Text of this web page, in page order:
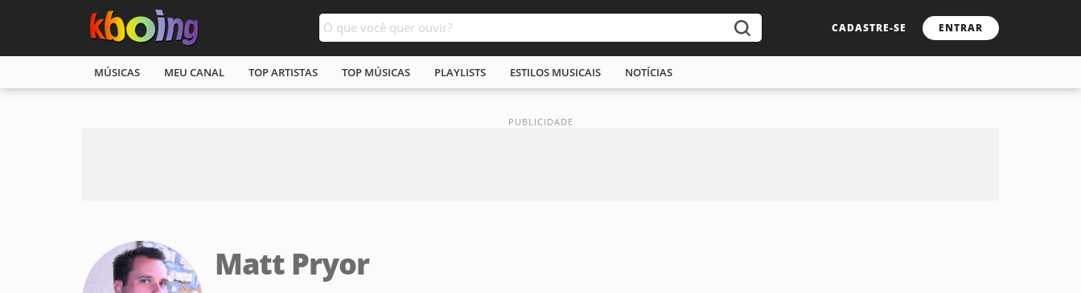
CADASTRE-SE ENTRAR
MÚSICAS MEU CANAL TOP ARTISTAS TOP MÚSICAS PLAYLISTS ESTILOS MUSICAIS NOTÍCIAS
Matt Pryor